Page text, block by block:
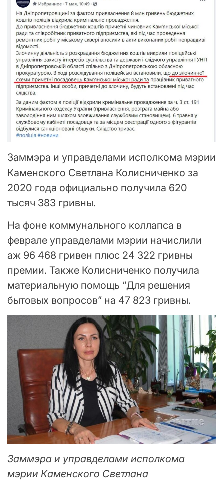
Заммэра и управделами исполкома мэрии
Каменского Светлана Колисниченко за
2020 года официально получила 620
тысяч 383 гривны.
На фоне коммунального коллапса в
феврале управделами мэрии начислили
аж 96 468 гривен плюс 24 322 гривны
премии. Также Колисниченко получила
материальную помощь “Для решения
бытовых вопросов” на 47 823 гривны.
Заммэра и управделами исполкома
мэрии Каменского Светлана